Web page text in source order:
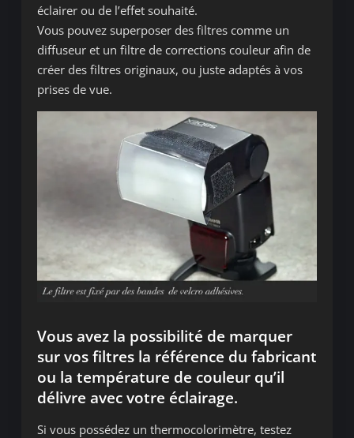
éclairer ou de l’effet souhaité.
Vous pouvez superposer des filtres comme un
diffuseur et un filtre de corrections couleur afin de
créer des filtres originaux, ou juste adaptés à vos
prises de vue.
Vous avez la possibilité de marquer
sur vos filtres la référence du fabricant
ou la température de couleur qu’il
délivre avec votre éclairage.
Si vous possédez un thermocolorimètre, testez